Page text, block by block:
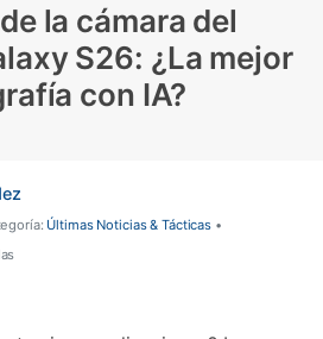
la cámara del
S26: ¿La mejor
con IA?
Últimas Noticias & Tácticas •